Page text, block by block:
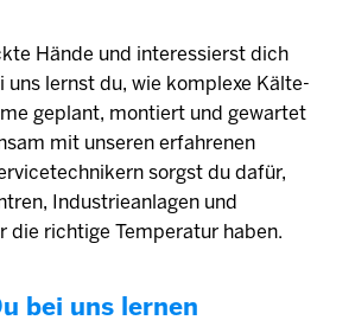
Hände und interessierst dich
uns lernst du, wie komplexe Kälte-
geplant, montiert und gewartet
mit unseren erfahrenen
sorgst du dafür,
Industrieanlagen und
die richtige Temperatur haben.
bei uns lernen